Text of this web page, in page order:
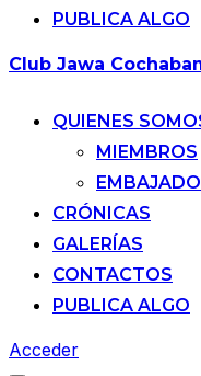
PUBLICA ALGO
Saltar
Club Jawa
QUIENES
MIEMBROS
CRÓNICAS
GALERÍAS
CONTACTOS
PUBLICA ALGO
Acceder